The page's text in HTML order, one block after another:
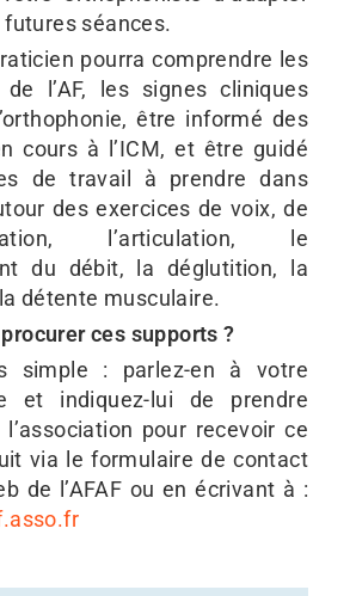
séances.
pourra comprendre les
de l’AF, les signes cliniques
être informé des
cours à l’ICM, et être guidé
de travail à prendre dans
des exercices de voix, de
l’articulation, le
du débit, la déglutition, la
détente musculaire.
ces supports ?
simple : parlez-en à votre
et indiquez-lui de prendre
pour recevoir ce
via le formulaire de contact
de l’AFAF ou en écrivant à :